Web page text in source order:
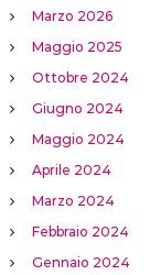
Marzo 2026
Maggio 2025
Ottobre 2024
Giugno 2024
Maggio 2024
Aprile 2024
Marzo 2024
Febbraio 2024
Gennaio 2024